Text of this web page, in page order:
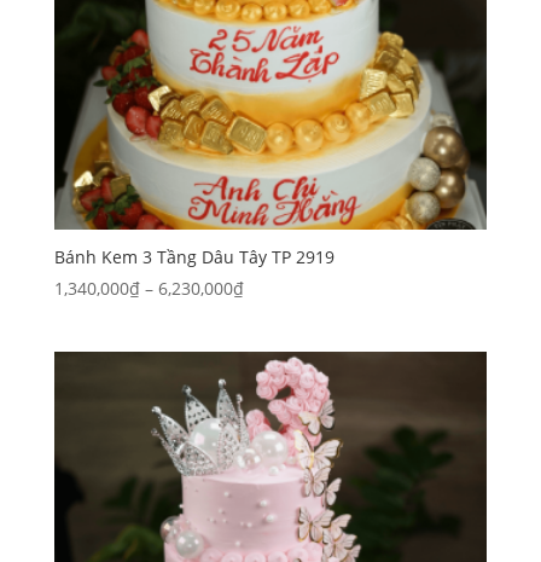
Bánh Kem 3 Tầng Dâu Tây TP 2919
1,340,000₫ – 6,230,000₫Khoảng
1,340,000₫
đến
6,230,000₫